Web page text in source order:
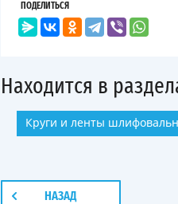
ПОДЕЛИТЬСЯ
Находится в
Круги и ленты
НАЗАД